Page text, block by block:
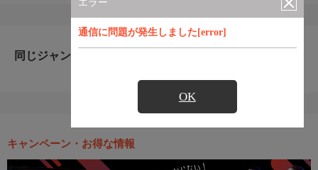
エラー
通信に問題が発生しました[error]
OK
同じジャンルのおすすめ番組
キャンペーン・お得な情報